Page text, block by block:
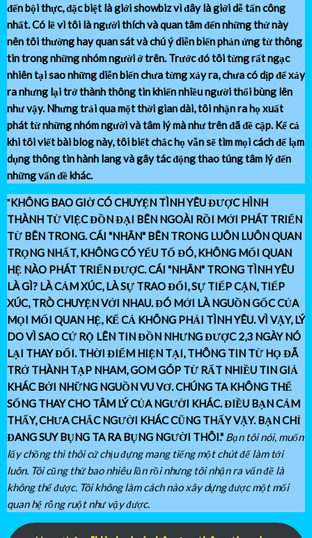
đến bội thực, đặc biệt là giới showbiz vì đây là giới dễ tấn công
nhất. Có lẽ vì tôi là người thích và quan tâm đến những thứ này
nên tôi thường hay quan sát và chú ý diễn biến phản ứng từ thông
tin trong những nhóm người ở trên. Trước đó tôi từng rất ngạc
nhiên tại sao những diễn biến chưa từng xảy ra, chưa có dịp để xảy
ra nhưng lại trở thành thông tin khiến nhiều người thổi bùng lên
như vậy. Nhưng trải qua một thời gian dài, tôi nhận ra họ xuất
phát từ những nhóm người và tâm lý mà như trên đã đề cập. Kể cả
khi tôi viết bài blog này, tôi biết chắc họ vẫn sẽ tìm mọi cách để lạm
dụng thông tin hành lang và gây tác động thao túng tâm lý đến
những vấn đề khác.
"KHÔNG BAO GIỜ CÓ CHUYỆN TÌNH YÊU ĐƯỢC HÌNH
THÀNH TỪ VIỆC ĐỒN ĐẠI BÊN NGOÀI RỒI MỚI PHÁT TRIỂN
TỪ BÊN TRONG. CÁI "NHÂN" BÊN TRONG LUÔN LUÔN QUAN
TRỌNG NHẤT, KHÔNG CÓ YẾU TỐ ĐÓ, KHÔNG MỐI QUAN
HỆ NÀO PHÁT TRIỂN ĐƯỢC. CÁI "NHÂN" TRONG TÌNH YÊU
LÀ GÌ? LÀ CẢM XÚC, LÀ SỰ TRAO ĐỔI, SỰ TIẾP CẬN, TIẾP
XÚC, TRÒ CHUYỆN VỚI NHAU. ĐÓ MỚI LÀ NGUỒN GỐC CỦA
MỌI MỐI QUAN HỆ, KỂ CẢ KHÔNG PHẢI TÌNH YÊU. VÌ VẬY, LÝ
DO VÌ SAO CỨ RỘ LÊN TIN ĐỒN NHƯNG ĐƯỢC 2,3 NGÀY NÓ
LẠI THAY ĐỔI. THỜI ĐIỂM HIỆN TẠI, THÔNG TIN TỪ HỌ ĐÃ
TRỞ THÀNH TẠP NHAM, GOM GÓP TỪ RẤT NHIỀU TIN GIẢ
KHÁC BỞI NHỮNG NGUỒN VU VƠ. CHÚNG TA KHÔNG THỂ
SỐNG THAY CHO TÂM LÝ CỦA NGƯỜI KHÁC. ĐIỀU BẠN CẢM
THẤY, CHƯA CHẮC NGƯỜI KHÁC CŨNG THẤY VẬY. BẠN CHỈ
ĐANG SUY BỤNG TA RA BỤNG NGƯỜI THÔI." Bạn tôi nói, muốn
lấy chồng thì thôi cứ chịu đựng mang tiếng một chút để làm tới
luôn. Tôi cũng thử bao nhiêu lần rồi nhưng tôi nhận ra vấn đề là
không thể được. Tôi không làm cách nào xây dựng được một mối
quan hệ rỗng ruột như vậy được.